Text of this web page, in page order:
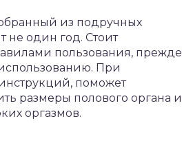
из подручных
не один год. Стоит
пользования, прежде
При
поможет
размеры полового органа и
оргазмов.